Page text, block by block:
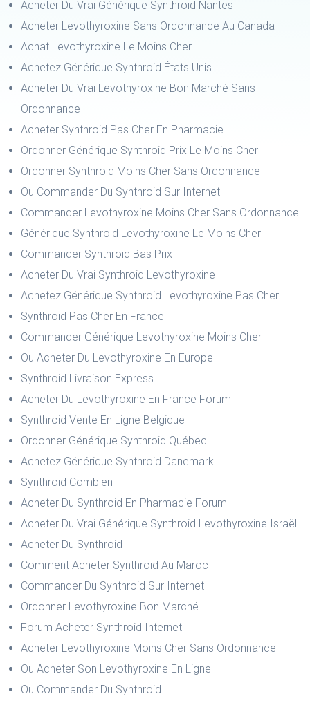
Acheter Du Vrai Générique Synthroid Nantes
Acheter Levothyroxine Sans Ordonnance Au Canada
Achat Levothyroxine Le Moins Cher
Achetez Générique Synthroid États Unis
Acheter Du Vrai Levothyroxine Bon Marché Sans
Ordonnance
Acheter Synthroid Pas Cher En Pharmacie
Ordonner Générique Synthroid Prix Le Moins Cher
Ordonner Synthroid Moins Cher Sans Ordonnance
Ou Commander Du Synthroid Sur Internet
Commander Levothyroxine Moins Cher Sans Ordonnance
Générique Synthroid Levothyroxine Le Moins Cher
Commander Synthroid Bas Prix
Acheter Du Vrai Synthroid Levothyroxine
Achetez Générique Synthroid Levothyroxine Pas Cher
Synthroid Pas Cher En France
Commander Générique Levothyroxine Moins Cher
Ou Acheter Du Levothyroxine En Europe
Synthroid Livraison Express
Acheter Du Levothyroxine En France Forum
Synthroid Vente En Ligne Belgique
Ordonner Générique Synthroid Québec
Achetez Générique Synthroid Danemark
Synthroid Combien
Acheter Du Synthroid En Pharmacie Forum
Acheter Du Vrai Générique Synthroid Levothyroxine Israël
Acheter Du Synthroid
Comment Acheter Synthroid Au Maroc
Commander Du Synthroid Sur Internet
Ordonner Levothyroxine Bon Marché
Forum Acheter Synthroid Internet
Acheter Levothyroxine Moins Cher Sans Ordonnance
Ou Acheter Son Levothyroxine En Ligne
Ou Commander Du Synthroid